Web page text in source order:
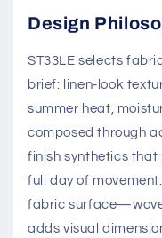
Design
ST33LE selects
brief: linen-look
summer heat,
composed through
finish synthetics that
full day of
fabric
adds visual